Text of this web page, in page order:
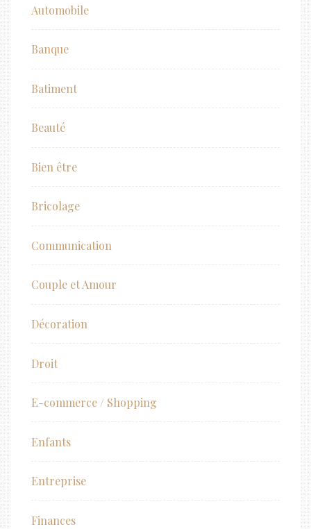
Automobile
Banque
Batiment
Beauté
Bien être
Bricolage
Communication
Couple et Amour
Décoration
Droit
E-commerce / Shopping
Enfants
Entreprise
Finances